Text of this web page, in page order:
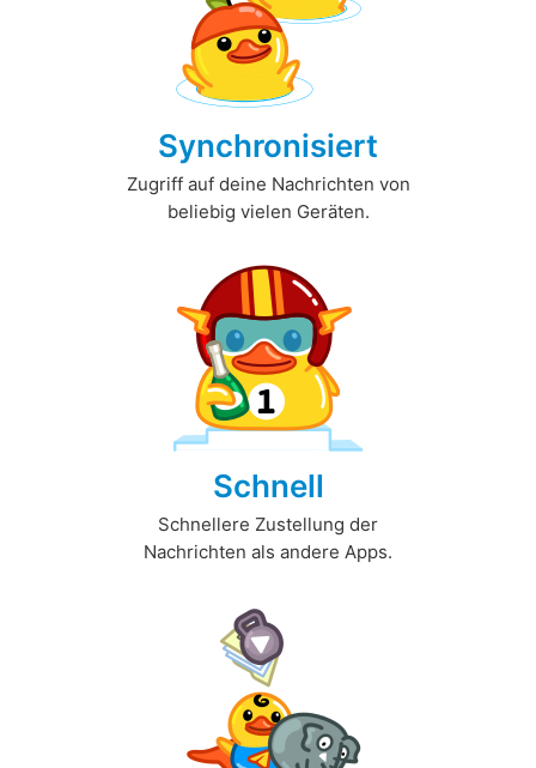
Synchronisiert
Zugriff auf deine Nachrichten von
beliebig vielen Geräten.
Schnell
Schnellere Zustellung der
Nachrichten als andere Apps.